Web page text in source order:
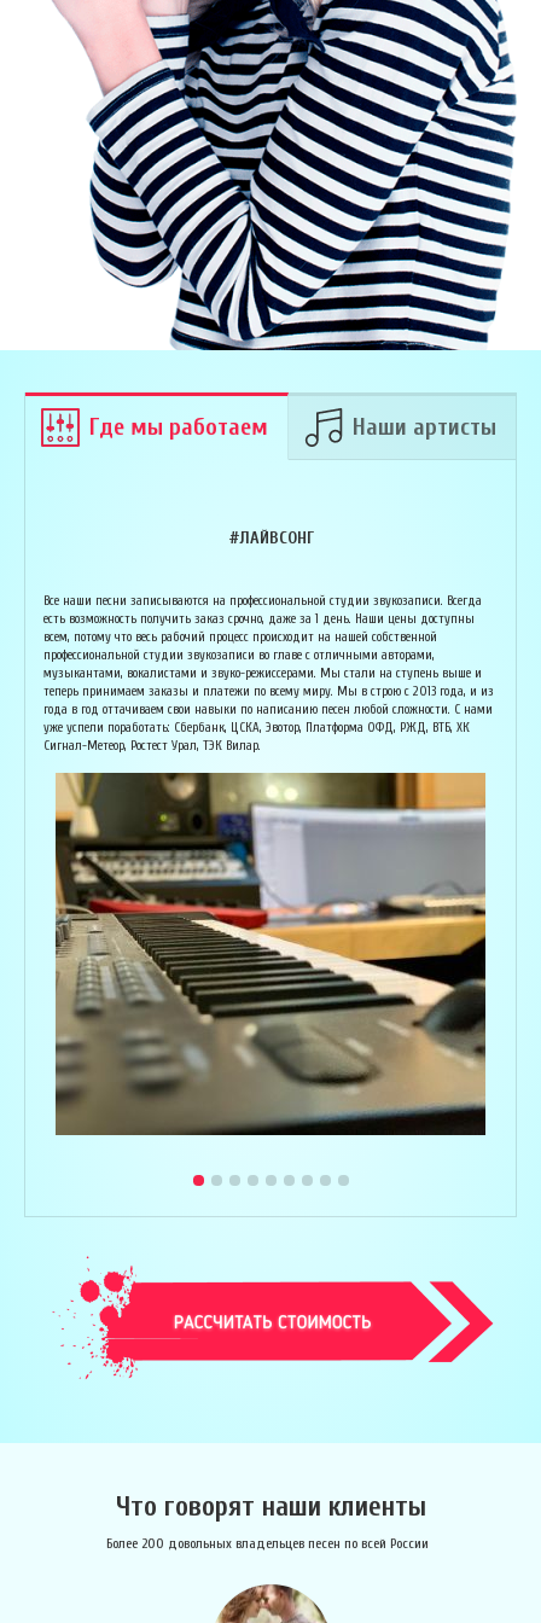
Где мы работаем Наши артисты
#ЛАЙВСОНГ
Все наши песни записываются на профессиональной студии звукозаписи. Всегда
есть возможность получить заказ срочно, даже за 1 день. Наши цены доступны
всем, потому что весь рабочий процесс происходит на нашей собственной
профессиональной студии звукозаписи во главе с отличными авторами,
музыкантами, вокалистами и звуко-режиссерами. Мы стали на ступень выше и
теперь принимаем заказы и платежи по всему миру. Мы в строю с 2013 года, и из
года в год оттачиваем свои навыки по написанию песен любой сложности. С нами
уже успели поработать: Сбербанк, ЦСКА, Эвотор, Платформа ОФД, РЖД, ВТБ, ХК
Сигнал-Метеор, Ростест Урал, ТЭК Вилар.
Армен Алавердян
Основатель организации "Лайвсонг". С детства занимается музыкой, пишет
аранжировки, делает сведение и мастеринг на профессиональном уровне.
Может сделать коммерческий звук даже по записи с диктофона :) Состоит в
дуэте "Ag Jan", и выступает на концертах по всей России. Снимает клипы
вместе со своими музыкантами, и они собирают более 1 млн. просмотров на
ютубе! В основном пишет песни о любви, семье и ценностях жизни. Армен
сделает из вашей истории настоящую конфетку, обращайтесь!
Исполнитель, звукорежиссёр
Что говорят наши клиенты
Более 200 довольных владельцев песен по всей России